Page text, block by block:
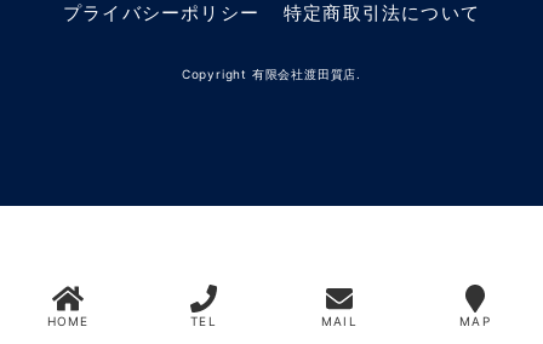
プライバシーポリシー 特定商取引法について
Copyright 有限会社渡田質店.
HOME TEL MAIL MAP